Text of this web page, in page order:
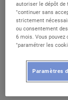
Alternance
Aubenas (07)
ASSISTANT
autoriser le dépôt de
"continuer sans
strictement
ou consentement
6 mois. Vous
"paramétrer les
Paramètres